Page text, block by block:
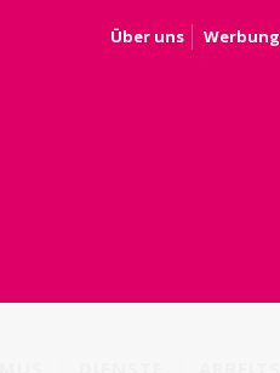
Über uns Werbung